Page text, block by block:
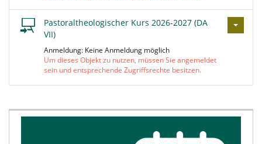
Pastoraltheologischer Kurs 2026-2027 (DA
VII)
Anmeldung: Keine Anmeldung möglich
Um dieses Objekt zu nutzen, müssen Sie angemeldet
sein und entsprechende Zugriffsrechte besitzen.